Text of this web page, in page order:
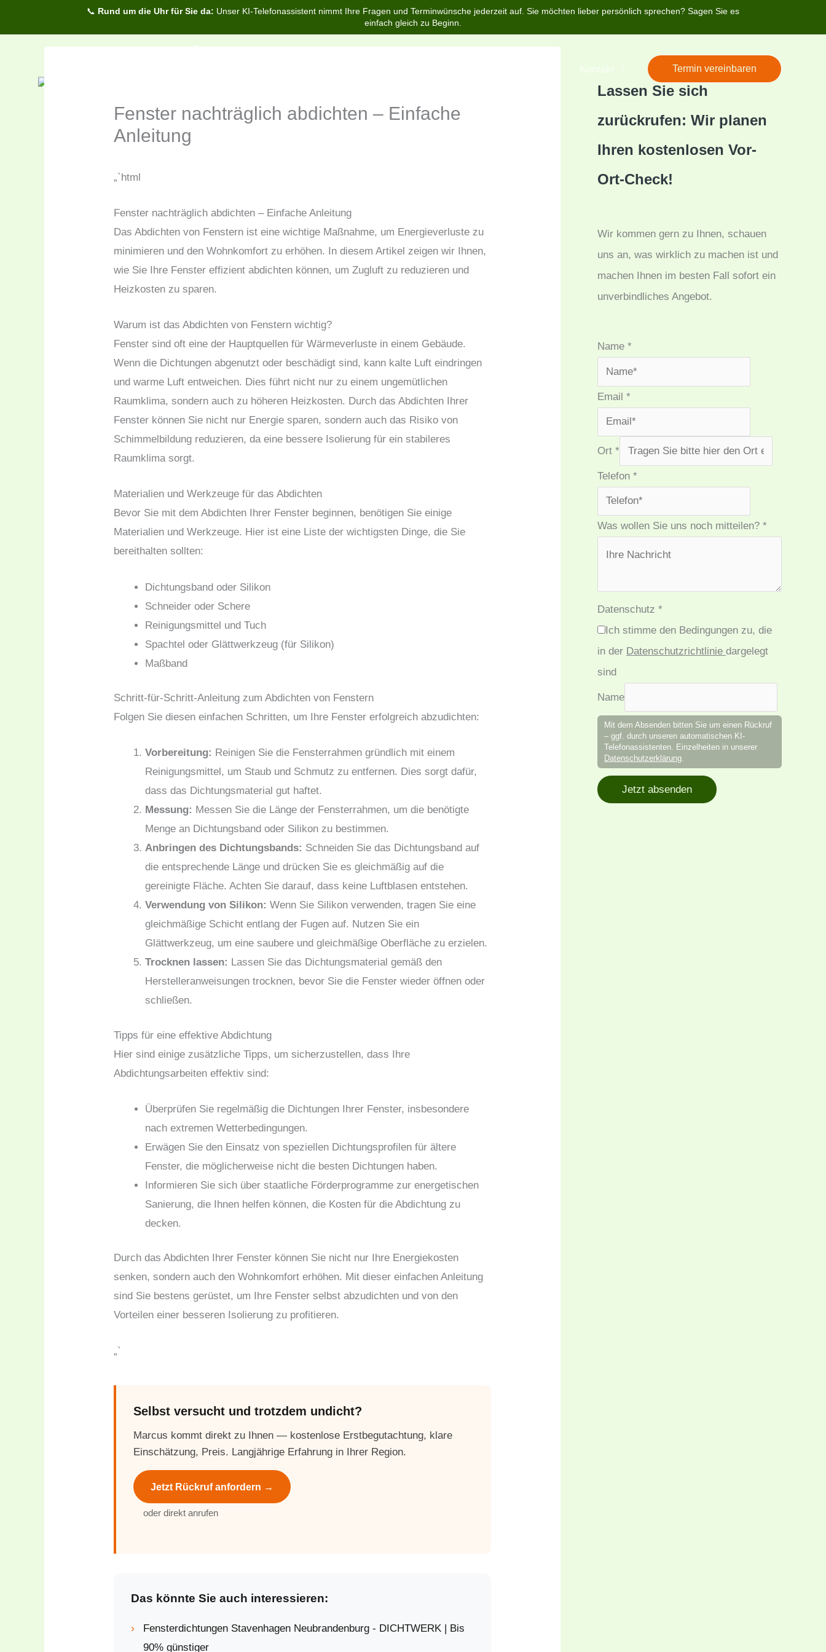
📞 Rund um die Uhr für Sie da: Unser KI-Telefonassistent nimmt Ihre Fragen und Terminwünsche jederzeit auf. Sie möchten lieber persönlich sprechen? Sagen Sie es
einfach gleich zu Beginn.
Termin vereinbaren
Fenster nachträglich abdichten – Einfache
Anleitung
„`html
Fenster nachträglich abdichten – Einfache Anleitung
Das Abdichten von Fenstern ist eine wichtige Maßnahme, um Energieverluste zu
minimieren und den Wohnkomfort zu erhöhen. In diesem Artikel zeigen wir Ihnen,
wie Sie Ihre Fenster effizient abdichten können, um Zugluft zu reduzieren und
Heizkosten zu sparen.
Warum ist das Abdichten von Fenstern wichtig?
Fenster sind oft eine der Hauptquellen für Wärmeverluste in einem Gebäude.
Wenn die Dichtungen abgenutzt oder beschädigt sind, kann kalte Luft eindringen
und warme Luft entweichen. Dies führt nicht nur zu einem ungemütlichen
Raumklima, sondern auch zu höheren Heizkosten. Durch das Abdichten Ihrer
Fenster können Sie nicht nur Energie sparen, sondern auch das Risiko von
Schimmelbildung reduzieren, da eine bessere Isolierung für ein stabileres
Raumklima sorgt.
Materialien und Werkzeuge für das Abdichten
Bevor Sie mit dem Abdichten Ihrer Fenster beginnen, benötigen Sie einige
Materialien und Werkzeuge. Hier ist eine Liste der wichtigsten Dinge, die Sie
bereithalten sollten:
Dichtungsband oder Silikon
Schneider oder Schere
Reinigungsmittel und Tuch
Spachtel oder Glättwerkzeug (für Silikon)
Maßband
Schritt-für-Schritt-Anleitung zum Abdichten von Fenstern
Folgen Sie diesen einfachen Schritten, um Ihre Fenster erfolgreich abzudichten:
Vorbereitung: Reinigen Sie die Fensterrahmen gründlich mit einem
Reinigungsmittel, um Staub und Schmutz zu entfernen. Dies sorgt dafür,
dass das Dichtungsmaterial gut haftet.
Messung: Messen Sie die Länge der Fensterrahmen, um die benötigte
Menge an Dichtungsband oder Silikon zu bestimmen.
Anbringen des Dichtungsbands: Schneiden Sie das Dichtungsband auf
die entsprechende Länge und drücken Sie es gleichmäßig auf die
gereinigte Fläche. Achten Sie darauf, dass keine Luftblasen entstehen.
Verwendung von Silikon: Wenn Sie Silikon verwenden, tragen Sie eine
gleichmäßige Schicht entlang der Fugen auf. Nutzen Sie ein
Glättwerkzeug, um eine saubere und gleichmäßige Oberfläche zu erzielen.
Trocknen lassen: Lassen Sie das Dichtungsmaterial gemäß den
Herstelleranweisungen trocknen, bevor Sie die Fenster wieder öffnen oder
schließen.
Tipps für eine effektive Abdichtung
Hier sind einige zusätzliche Tipps, um sicherzustellen, dass Ihre
Abdichtungsarbeiten effektiv sind:
Überprüfen Sie regelmäßig die Dichtungen Ihrer Fenster, insbesondere
nach extremen Wetterbedingungen.
Erwägen Sie den Einsatz von speziellen Dichtungsprofilen für ältere
Fenster, die möglicherweise nicht die besten Dichtungen haben.
Informieren Sie sich über staatliche Förderprogramme zur energetischen
Sanierung, die Ihnen helfen können, die Kosten für die Abdichtung zu
decken.
Durch das Abdichten Ihrer Fenster können Sie nicht nur Ihre Energiekosten
senken, sondern auch den Wohnkomfort erhöhen. Mit dieser einfachen Anleitung
sind Sie bestens gerüstet, um Ihre Fenster selbst abzudichten und von den
Vorteilen einer besseren Isolierung zu profitieren.
„`
Selbst versucht und trotzdem undicht?
Marcus kommt direkt zu Ihnen — kostenlose Erstbegutachtung, klare
Einschätzung, Preis. Langjährige Erfahrung in Ihrer Region.
Jetzt Rückruf anfordern →
oder direkt anrufen
Das könnte Sie auch interessieren:
›
Fensterdichtungen Stavenhagen Neubrandenburg - DICHTWERK | Bis
90% günstiger
Lassen Sie sich
zurückrufen: Wir planen
Ihren kostenlosen Vor-
Ort-Check!
Wir kommen gern zu Ihnen, schauen
uns an, was wirklich zu machen ist und
machen Ihnen im besten Fall sofort ein
unverbindliches Angebot.
Name *
Email *
Ort *
Telefon *
Was wollen Sie uns noch mitteilen? *
Datenschutz *
Ich stimme den Bedingungen zu, die
in der Datenschutzrichtlinie dargelegt
sind
Name
Mit dem Absenden bitten Sie um einen Rückruf
– ggf. durch unseren automatischen KI-
Telefonassistenten. Einzelheiten in unserer
Datenschutzerklärung.
Jetzt absenden